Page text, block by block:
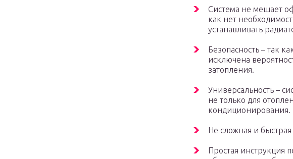
Система не мешает
как нет
устанавливать
Безопасность – так
исключена
затопления.
Универсальность –
не только для
кондиционирования.
Не сложная и
Простая инструкция